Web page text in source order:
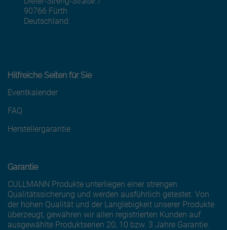
90766 , 9 0 7 6 6
Fürth
Deutschland
Hilfreiche Seiten für Sie
Eventkalender
FAQ
Herstellergarantie
Garantie
CULLMANN Produkte unterliegen einer strengen
Qualitätssicherung und werden ausführlich getestet. Von
der hohen Qualität und der Langlebigkeit unserer Produkte
überzeugt, gewähren wir allen registrierten Kunden auf
ausgewählte Produktserien 20, 10 bzw. 3 Jahre Garantie.